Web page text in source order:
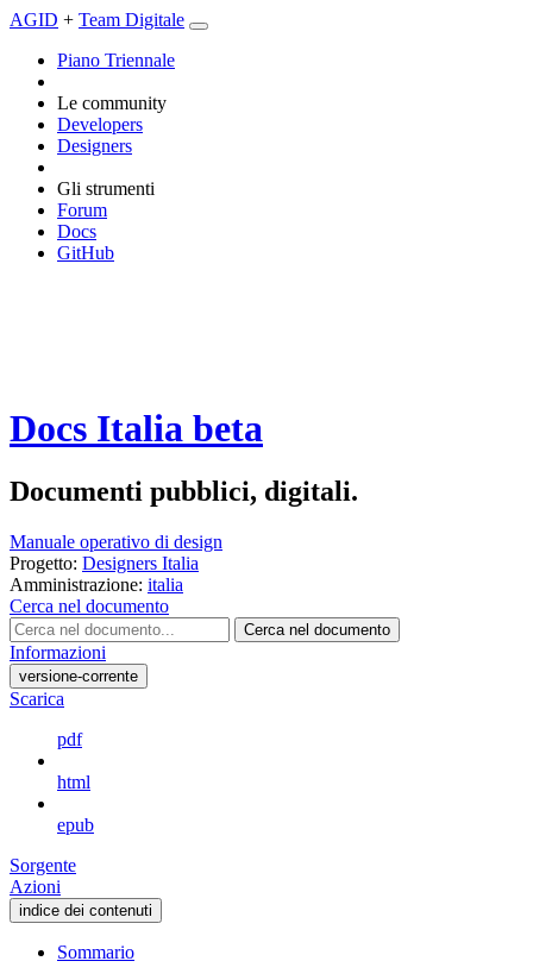
AGID + Team Digitale
Piano Triennale
Le community
Developers
Designers
Gli strumenti
Forum
Docs
GitHub
Docs Italia beta
Documenti pubblici, digitali.
Manuale operativo di design
Progetto: Designers Italia
Amministrazione: italia
Cerca nel documento
Cerca nel documento
Informazioni
versione-corrente
Scarica
pdf
html
epub
Sorgente
Azioni
indice dei contenuti
Sommario